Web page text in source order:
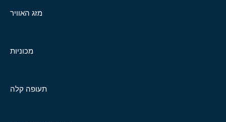
מזג האוויר
מכוניות
תעופה קלה